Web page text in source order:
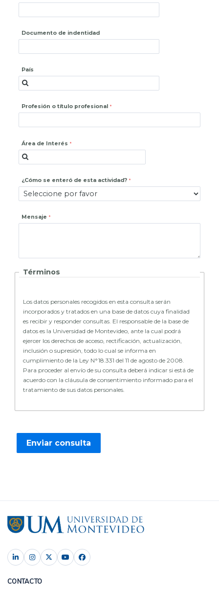
Documento de indentidad
País
Profesión o título profesional
Área de Interés
¿Cómo se enteró de esta actividad?
Mensaje
Términos
Los datos personales recogidos en esta consulta serán
incorporados y tratados en una base de datos cuya finalidad
es recibir y responder consultas. El responsable de la base de
datos es la Universidad de Montevideo, ante la cual podrá
ejercer los derechos de acceso, rectificación, actualización,
inclusión o supresión, todo lo cual se informa en
cumplimiento de la Ley N°18.331 del 11 de agosto de 2008.
Para proceder al envío de su consulta deberá indicar si está de
acuerdo con la cláusula de consentimiento informado para el
tratamiento de sus datos personales.
CONTACTO